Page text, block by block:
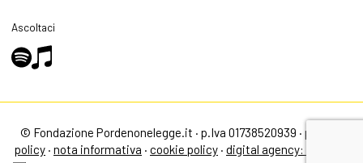
Ascoltaci
© Fondazione Pordenonelegge.it · p.Iva 01738520939 · privacy
policy · nota informativa · cookie policy · digital agency: alea.pro